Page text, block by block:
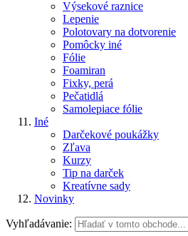
Výsekové raznice
Lepenie
Polotovary na dotvorenie
Pomôcky iné
Fólie
Foamiran
Fixky, perá
Pečatidlá
Samolepiace fólie
Iné
Darčekové poukážky
Zľava
Kurzy
Tip na darček
Kreatívne sady
Novinky
Vyhľadávanie: